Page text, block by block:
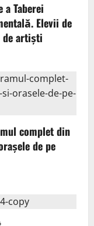
Taberei
Elevii de
de artiști
complet din
de pe